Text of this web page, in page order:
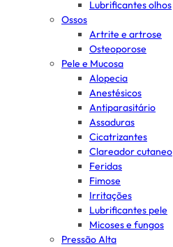
Lubrificantes olhos
Ossos
Artrite e artrose
Osteoporose
Pele e Mucosa
Alopecia
Anestésicos
Antiparasitário
Assaduras
Cicatrizantes
Clareador cutaneo
Feridas
Fimose
Irritações
Lubrificantes pele
Micoses e fungos
Pressão Alta